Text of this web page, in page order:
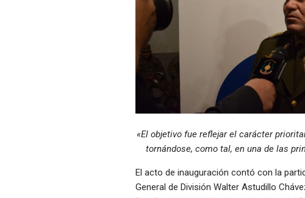
«El objetivo fue reflejar el carácter
tornándose, como tal, en una de las
El acto de inauguración contó con la
General de División Walter Astudillo